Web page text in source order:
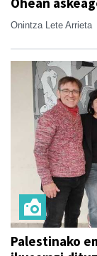
Onintza Lete Arrieta
Palestinako